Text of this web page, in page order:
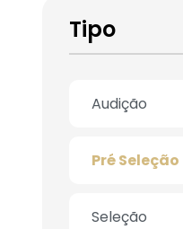
Tipo
Audição
Pré Seleção
Seleção